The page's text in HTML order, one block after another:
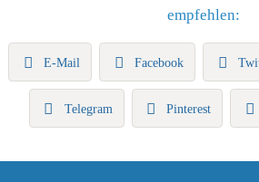
empfehlen:
E-Mail Facebook
Telegram Pinterest